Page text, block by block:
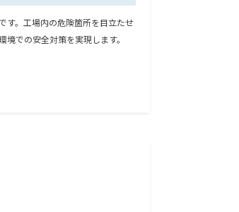
す。工場内の危険箇所を目立たせ
での安全対策を実現します。